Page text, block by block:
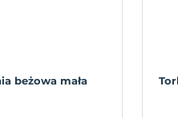
beżowa mała